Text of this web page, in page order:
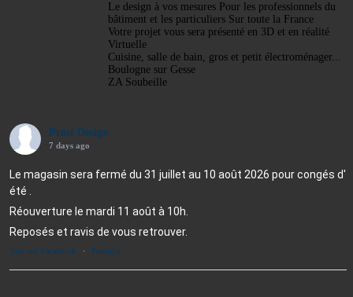
Le design à vos mesures Pour les professionnels du
bâtiment et les particuliers Sur toute la France
Votre projet vous sera présenté en 3D et en réalité
Virtuelle
Cuisine, salle de bain, gros et petit électroménager...
Boulogne sur Gesse
ZA Soubeille
Prost Design
7 days ago
Le magasin sera fermé du 31 juillet au 10 août 2026 pour congés d'
été .
Réouverture le mardi 11 août à 10h.
Reposés et ravis de vous retrouver.
Voir sur Facebook · Partager